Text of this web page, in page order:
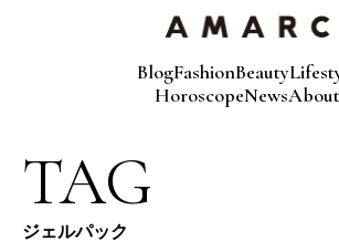
BlogFashionBeauty
HoroscopeNewsAbout
TAG
ジェルパック